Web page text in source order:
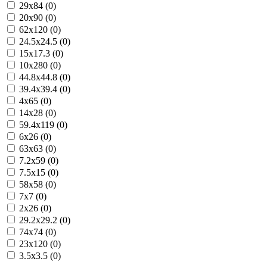
29x84 (0)
20x90 (0)
62x120 (0)
24.5x24.5 (0)
15x17.3 (0)
10x280 (0)
44.8x44.8 (0)
39.4x39.4 (0)
4x65 (0)
14x28 (0)
59.4x119 (0)
6x26 (0)
63x63 (0)
7.2x59 (0)
7.5x15 (0)
58x58 (0)
7x7 (0)
2x26 (0)
29.2x29.2 (0)
74x74 (0)
23x120 (0)
3.5x3.5 (0)